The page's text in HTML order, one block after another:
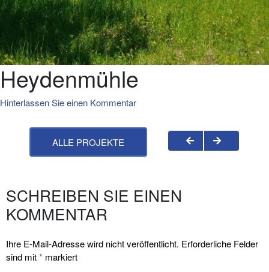
Heydenmühle
Hinterlassen Sie einen Kommentar
ALLE PROJEKTE
SCHREIBEN SIE EINEN
KOMMENTAR
Ihre E-Mail-Adresse wird nicht veröffentlicht. Erforderliche Felder
sind mit* markiert